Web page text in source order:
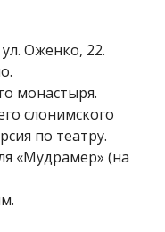
Оженко, 22.
монастыря.
слонимского
по театру.
«Мудрамер» (на